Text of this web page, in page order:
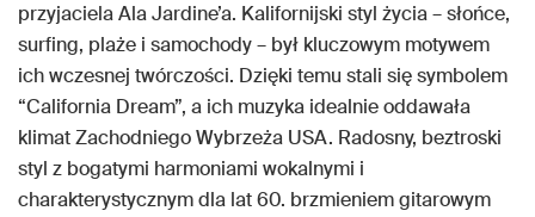
przyjaciela Ala Jardine’a. Kalifornijski styl życia – słońce,
surfing, plaże i samochody – był kluczowym motywem
ich wczesnej twórczości. Dzięki temu stali się symbolem
“California Dream”, a ich muzyka idealnie oddawała
klimat Zachodniego Wybrzeża USA. Radosny, beztroski
styl z bogatymi harmoniami wokalnymi i
charakterystycznym dla lat 60. brzmieniem gitarowym